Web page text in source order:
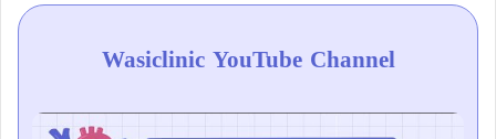
Wasiclinic YouTube Channel